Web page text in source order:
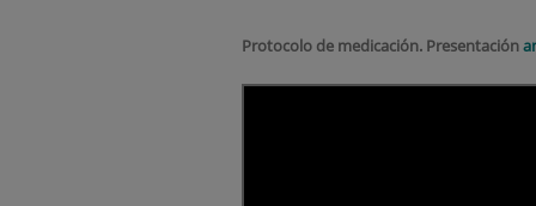
Protocolo de medicación. Presentación